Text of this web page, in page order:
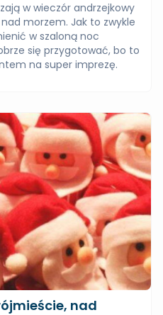
w wieczór andrzejkowy
morzem. Jak to zwykle
w szaloną noc
się przygotować, bo to
na super imprezę.
nad